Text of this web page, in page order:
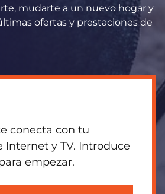
mudarte a un nuevo hogar y
ofertas y prestaciones de
conecta con tu
Internet y TV. Introduce
empezar.